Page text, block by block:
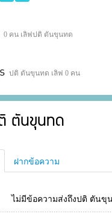
0 คน เลิฟปติ ตันขุนทด
ปติ ตันขุนทด เลิฟ 0 คน
ตันขุนทด
ฝากข้อความ
ไม่มีข้อความส่งถึงปติ ตันขุ